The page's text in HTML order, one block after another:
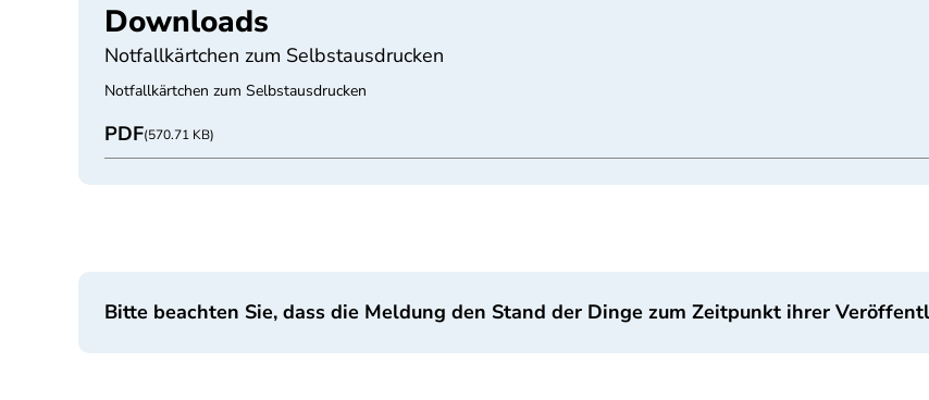
Downloads
Notfallkärtchen zum Selbstausdrucken
Notfallkärtchen zum Selbstausdrucken
PDF(570.71 KB)
Bitte beachten Sie, dass die Meldung den Stand der Dinge zum Zeitpunkt ihrer